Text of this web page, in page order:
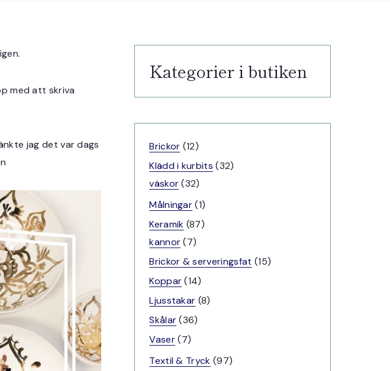
med att skriva
jag det var dags
Kategorier i butiken
Brickor 1212
produkter
Klädd i kurbits 3232
väskor 3232
produkter
Målningar 11
produkt
Keramik 8787
kannor 77
produkter
Brickor & serveringsfat 1515
Koppar 1414
produkter
Ljusstakar 88
Skålar 3636
Vaser 77
produkter
Textil & Tryck 9797